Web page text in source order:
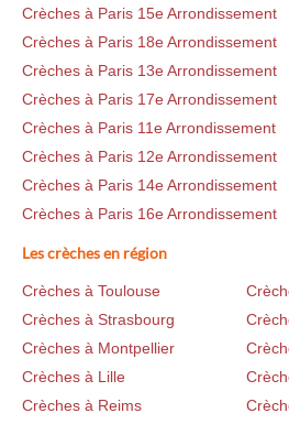
Crèches à Paris 15e Arrondissement
Crèches à Paris 18e Arrondissement
Crèches à Paris 13e Arrondissement
Crèches à Paris 17e Arrondissement
Crèches à Paris 11e Arrondissement
Crèches à Paris 12e Arrondissement
Crèches à Paris 14e Arrondissement
Crèches à Paris 16e Arrondissement
Les crèches en région
Crèches à Toulouse
Crèches à Strasbourg
Crèches à Montpellier
Crèches à Lille
Crèches à Reims